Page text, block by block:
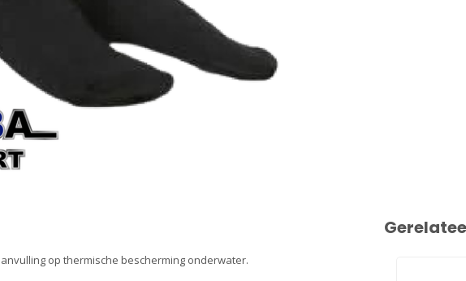
op thermische bescherming onderwater.